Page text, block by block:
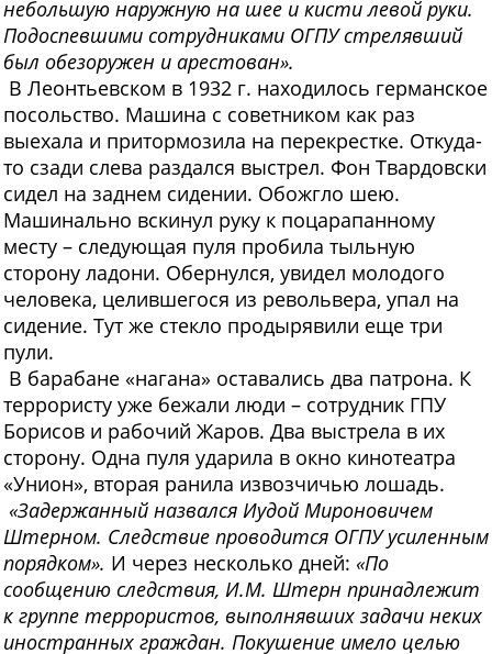
небольшую наружную на шее и кисти левой руки.
Подоспевшими сотрудниками ОГПУ стрелявший
был обезоружен и арестован».
В Леонтьевском в 1932 г. находилось германское
посольство. Машина с советником как раз
выехала и притормозила на перекрестке. Откуда-
то сзади слева раздался выстрел. Фон Твардовски
сидел на заднем сидении. Обожгло шею.
Машинально вскинул руку к поцарапанному
месту – следующая пуля пробила тыльную
сторону ладони. Обернулся, увидел молодого
человека, целившегося из револьвера, упал на
сидение. Тут же стекло продырявили еще три
пули.
В барабане «нагана» оставались два патрона. К
террористу уже бежали люди – сотрудник ГПУ
Борисов и рабочий Жаров. Два выстрела в их
сторону. Одна пуля ударила в окно кинотеатра
«Унион», вторая ранила извозчичью лошадь.
«Задержанный назвался Иудой Мироновичем
Штерном. Следствие проводится ОГПУ усиленным
порядком». И через несколько дней: «По
сообщению следствия, И.М. Штерн принадлежит
к группе террористов, выполнявших задачи неких
иностранных граждан. Покушение имело целью